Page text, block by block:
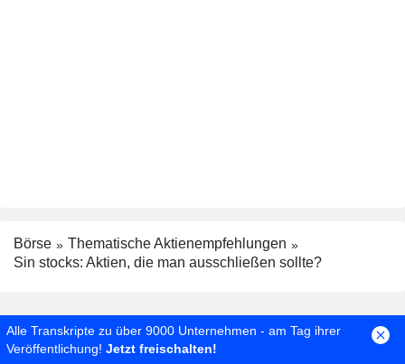
Börse
Thematische Aktienempfehlungen
Sin stocks: Aktien, die man ausschließen sollte?
Alle Transkripte zu über 9000 Unternehmen - am Tag ihrer
Veröffentlichung! Jetzt freischalten!